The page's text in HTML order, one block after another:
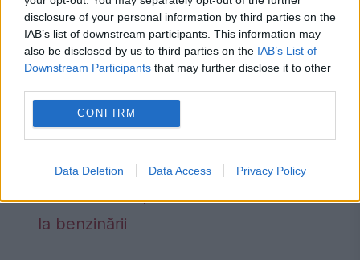
disclosure of your personal information by third parties on the
IAB’s list of downstream participants. This information may
also be disclosed by us to third parties on the IAB’s List of
Downstream Participants that may further disclose it to other
CONFIRM
Data Deletion Data Access Privacy Policy
puteți vedea pe repatriot.ro. Detalii la
office@repatriot.ro.
Harta fenomenelor meteo anunțate de
meteorologi
Preț carburanți, 7 august 2026.
Schimbarea apărută înainte de weekend
la benzinării